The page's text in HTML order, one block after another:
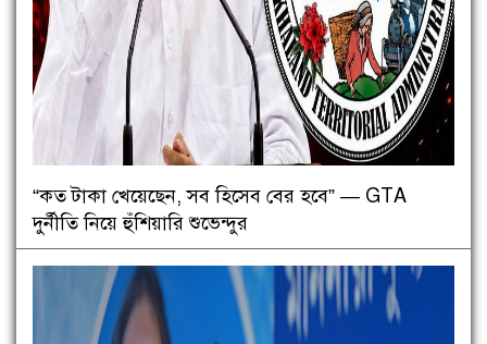
“কত টাকা খেয়েছেন, সব হিসেব বের হবে” — GTA
দুর্নীতি নিয়ে হুঁশিয়ারি শুভেন্দুর